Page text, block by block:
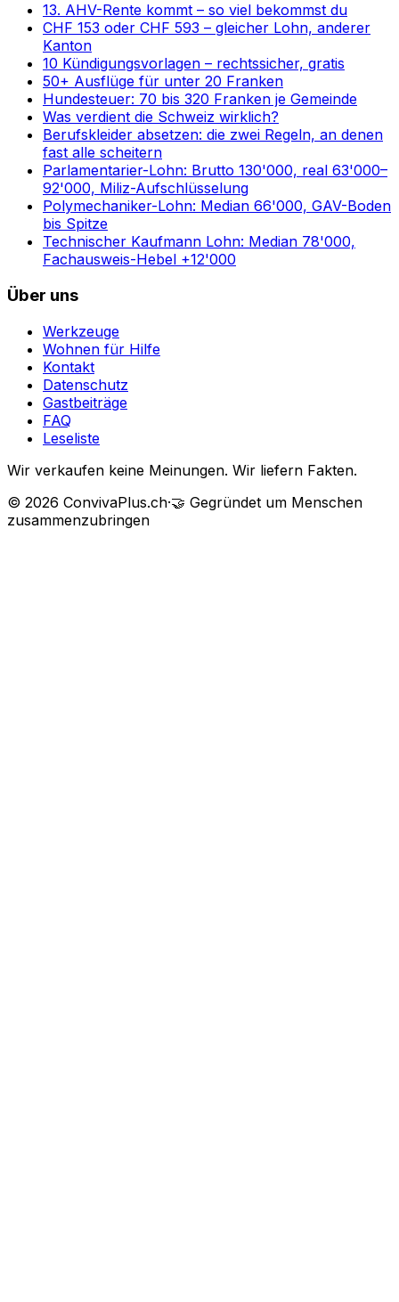
13. AHV-Rente kommt – so viel bekommst du
CHF 153 oder CHF 593 – gleicher Lohn, anderer
Kanton
10 Kündigungsvorlagen – rechtssicher, gratis
50+ Ausflüge für unter 20 Franken
Hundesteuer: 70 bis 320 Franken je Gemeinde
Was verdient die Schweiz wirklich?
Berufskleider absetzen: die zwei Regeln, an denen
fast alle scheitern
Parlamentarier-Lohn: Brutto 130'000, real 63'000–
92'000, Miliz-Aufschlüsselung
Polymechaniker-Lohn: Median 66'000, GAV-Boden
bis Spitze
Technischer Kaufmann Lohn: Median 78'000,
Fachausweis-Hebel +12'000
Über uns
Werkzeuge
Wohnen für Hilfe
Kontakt
Datenschutz
Gastbeiträge
FAQ
Leseliste
Wir verkaufen keine Meinungen. Wir liefern Fakten.
© 2026 ConvivaPlus.ch·🤝 Gegründet um Menschen
zusammenzubringen